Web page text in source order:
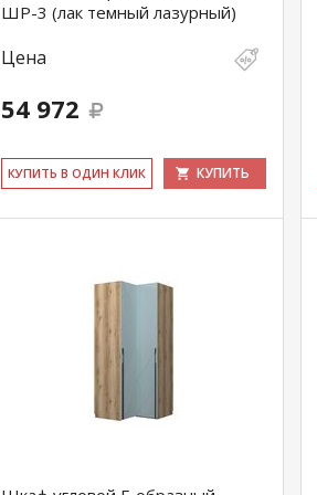
ШР-3 (лак темный лазурный)
Цена
54 972
КУ­ПИТЬ В ОДИН КЛИК КУПИТЬ